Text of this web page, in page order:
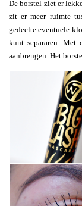
De borstel ziet er
zit er meer ruimte
gedeelte eventuele
kunt separaren.
aanbrengen. Het